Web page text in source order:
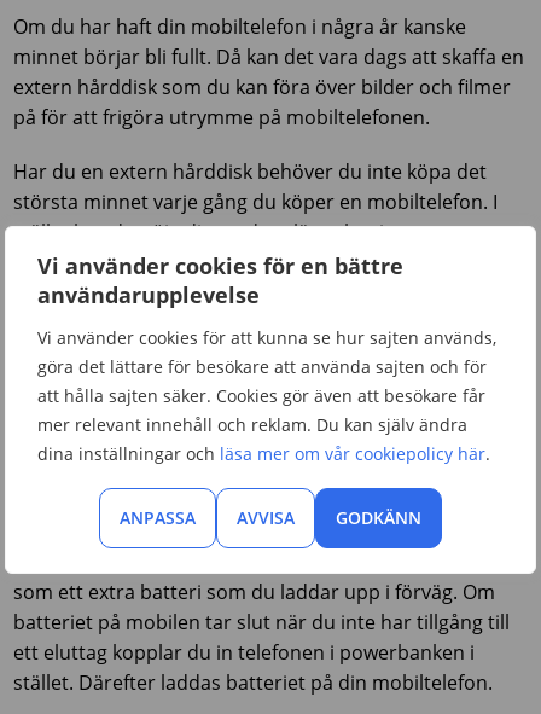
Vi använder cookies för en bättre
användarupplevelse
Vi använder cookies för att kunna se hur sajten används,
göra det lättare för besökare att använda sajten och för
att hålla sajten säker. Cookies gör även att besökare får
mer relevant innehåll och reklam. Du kan själv ändra
dina inställningar och läsa mer om vår cookiepolicy här.
ANPASSA AVVISA GODKÄNN
Om du har haft din mobiltelefon i några år kanske
minnet börjar bli fullt. Då kan det vara dags att skaffa en
extern hårddisk som du kan föra över bilder och filmer
på för att frigöra utrymme på mobiltelefonen.
Har du en extern hårddisk behöver du inte köpa det
största minnet varje gång du köper en mobiltelefon. I
stället kan du nöja dig med ett lägre lagringsutrymme
och spara pengar. Det är nämligen billigare att köpa en
extern hårddisk med mycket minne än att köpa en
gång du köper en ny.
En powerbank låter dig ladda
mobiltelefonen när du är på språng
Är du ofta ute eller befinner dig på platser där det inte
finns något eluttag är powerbanken det ultimata
som ett extra batteri som du laddar upp i förväg. Om
batteriet på mobilen tar slut när du inte har tillgång till
ett eluttag kopplar du in telefonen i powerbanken i
stället. Därefter laddas batteriet på din mobiltelefon.